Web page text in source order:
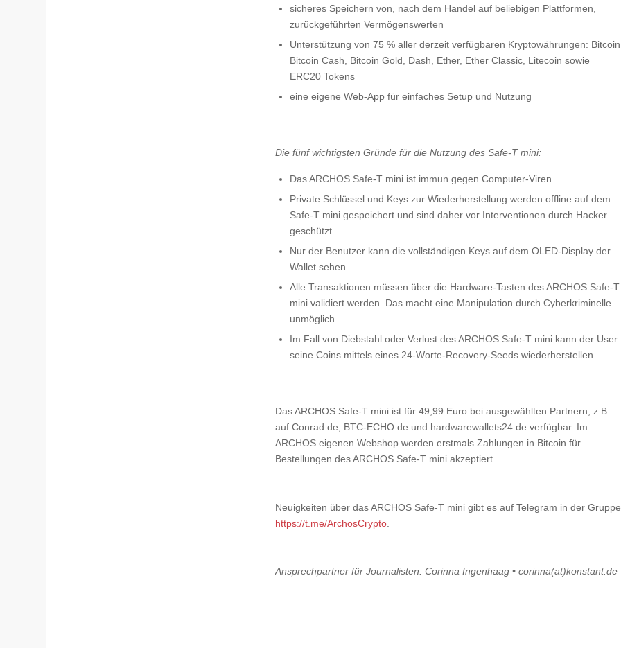
sicheres Speichern von, nach dem Handel auf beliebigen Plattformen,
zurückgeführten Vermögenswerten
Unterstützung von 75 % aller derzeit verfügbaren Kryptowährungen: Bitcoin,
Bitcoin Cash, Bitcoin Gold, Dash, Ether, Ether Classic, Litecoin sowie
ERC20 Tokens
eine eigene Web-App für einfaches Setup und Nutzung
Die fünf wichtigsten Gründe für die Nutzung des Safe-T mini:
Das ARCHOS Safe-T mini ist immun gegen Computer-Viren.
Private Schlüssel und Keys zur Wiederherstellung werden offline auf dem
Safe-T mini gespeichert und sind daher vor Interventionen durch Hacker
geschützt.
Nur der Benutzer kann die vollständigen Keys auf dem OLED-Display der
Wallet sehen.
Alle Transaktionen müssen über die Hardware-Tasten des ARCHOS Safe-T
mini validiert werden. Das macht eine Manipulation durch Cyberkriminelle
unmöglich.
Im Fall von Diebstahl oder Verlust des ARCHOS Safe-T mini kann der User
seine Coins mittels eines 24-Worte-Recovery-Seeds wiederherstellen.
Das ARCHOS Safe-T mini ist für 49,99 Euro bei ausgewählten Partnern, z.B.
auf Conrad.de, BTC-ECHO.de und hardwarewallets24.de verfügbar. Im
ARCHOS eigenen Webshop werden erstmals Zahlungen in Bitcoin für
Bestellungen des ARCHOS Safe-T mini akzeptiert.
Neuigkeiten über das ARCHOS Safe-T mini gibt es auf Telegram in der Gruppe
https://t.me/ArchosCrypto.
Ansprechpartner für Journalisten: Corinna Ingenhaag • corinna(at)konstant.de